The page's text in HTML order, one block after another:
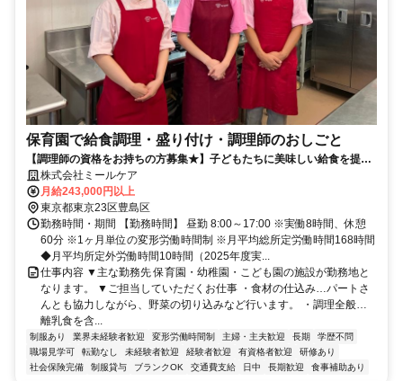
保育園で給食調理・盛り付け・調理師のおしごと
【調理師の資格をお持ちの方募集★】子どもたちに美味しい給食を提供
しましょう！
株式会社ミールケア
月給243,000円以上
東京都東京23区豊島区
勤務時間・期間 【勤務時間】 昼勤 8:00～17:00 ※実働8時間、休憩
60分 ※1ヶ月単位の変形労働時間制 ※月平均総所定労働時間168時間
◆月平均所定外労働時間10時間（2025年度実...
仕事内容 ▼主な勤務先 保育園・幼稚園・こども園の施設が勤務地と
なります。 ▼ご担当していただくお仕事 ・食材の仕込み…パートさ
んとも協力しながら、野菜の切り込みなど行います。 ・調理全般…
離乳食を含...
制服あり 業界未経験者歓迎 変形労働時間制 主婦・主夫歓迎 長期
学歴不問
職場見学可
転勤なし 未経験者歓迎 経験者歓迎 有資格者歓迎
研修あり
社会保険完備
制服貸与 ブランクOK 交通費支給 日中 長期歓迎 食事補助あり